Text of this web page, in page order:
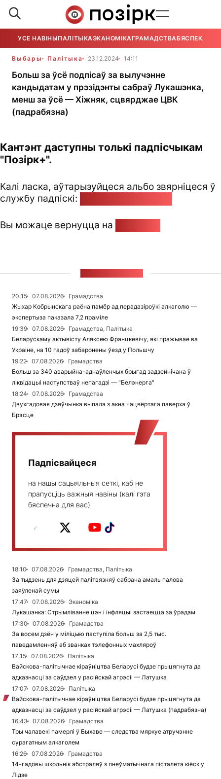
УСЕ НАВІНЫПАЛІТЫКАЭКАНОМІКАГРАМАДСТВАБЯСПЕКА
Выбары Палітыка 23.12.2024 14:11
Больш за ўсё подпісаў за вылучэнне
кандыдатам у прэзідэнты сабраў Лукашэнка,
менш за ўсё — Хіжняк, сцвярджае ЦВК
(падрабязна)
Кантэнт даступны толькі падпісчыкам
"Позірк+".
Калі ласка, аўтарызуйцеся альбо звярніцеся ў
службу падпіскі:
Вы можаце вернуцца на
20:15 07.08.2026
Грамадства
Жыхар Кобрынскага раёна памёр ад перадазіроўкі алкаголю —
экспертыза паказала 7,2 праміле
19:39
07.08.2026
Грамадства, Палітыка
Беларускаму актывісту Аляксею Францкевічу, які пражывае ва
Украіне, на 10 гадоў забаронены ўезд у Польшчу
19:22
07.08.2026
Грамадства
Больш за 340 аварыйна-аднаўленчых брыгад задзейнічана ў
ліквідацыі наступстваў непагадзі — "Белэнерга"
18:24
07.08.2026
Грамадства
Двухгадовая дзяўчынка выпала з акна чацвёртага паверха ў
Брэсце
Падпісвайцеся
на нашы сацыяльныя сеткі, каб не
прапусціць важныя навіны (калі гэта
бяспечна для вас)
18:10 07.08.2026
Грамадства, Палітыка
За тыдзень для дзяцей палітвязняў сабрана амаль палова
заяўленай сумы
17:47
07.08.2026
Эканоміка
Лукашэнка: Стрымліванне цэн і інфляцыі застаецца за ўрадам
17:30
07.08.2026
Грамадства
За восем дзён у міліцыю паступіла больш за 2,5 тыс.
паведамленняў аб званках тэлефонных махляроў
17:15
07.08.2026
Палітыка
Вайскова-палітычнае кіраўніцтва Беларусі будзе прыцягнута да
адказнасці за саўдзел у расійскай агрэсіі — Латушка
17:07
07.08.2026
Палітыка
Вайскова-палітычнае кіраўніцтва Беларусі будзе прыцягнута да
адказнасці за саўдзел у расійскай агрэсіі — Латушка (падрабязна)
16:43
07.08.2026
Грамадства
Тры чалавекі памерлі ў Быхаве — следства мяркуе атручэнне
сурагатным алкаголем
16:26
07.08.2026
Грамадства
14-гадовы школьнік абстраляў з пнеўматычнага пісталета кіёск у
Лідзе